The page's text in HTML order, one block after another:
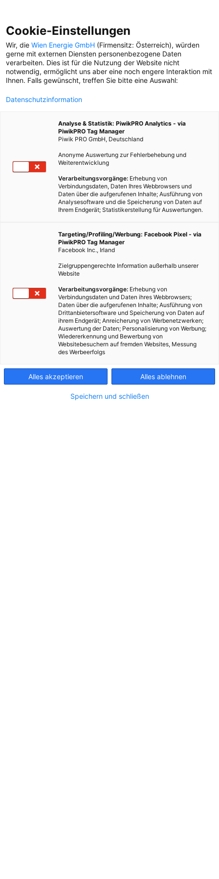
BEWOHNER*INNEN
Unsere Nachtwächter
BEWOHNER*INNEN
BEWOHNER*INNEN
Gotham City an der Donau
BEWOHNER*INNEN
Wer bei uns wohnt
Cookie-Einstellungen
Wir, die Wien Energie GmbH (Firmensitz: Österreich), würden
gerne mit externen Diensten personenbezogene Daten
verarbeiten. Dies ist für die Nutzung der Website nicht
notwendig, ermöglicht uns aber eine noch engere Interaktion mit
Ihnen. Falls gewünscht, treffen Sie bitte eine Auswahl:
Datenschutzinformation
Analyse & Statistik: PiwikPRO Analytics - via
PiwikPRO Tag Manager
Piwik PRO GmbH, Deutschland
Anonyme Auswertung zur Fehlerbehebung und
Weiterentwicklung
Verarbeitungsvorgänge: Erhebung von
Verbindungsdaten, Daten Ihres Webbrowsers und
Daten über die aufgerufenen Inhalte; Ausführung von
Analysesoftware und die Speicherung von Daten auf
Ihrem Endgerät; Statistikerstellung für Auswertungen.
Targeting/Profiling/Werbung: Facebook Pixel - via
PiwikPRO Tag Manager
Facebook Inc., Irland
Zielgruppengerechte Information außerhalb unserer
Website
Verarbeitungsvorgänge: Erhebung von
Verbindungsdaten und Daten ihres Webbrowsers;
Daten über die aufgerufenen Inhalte; Ausführung von
Drittanbietersoftware und Speicherung von Daten auf
ihrem Endgerät; Anreicherung von Werbenetzwerken;
Auswertung der Daten; Personalisierung von Werbung;
Wiedererkennung und Bewerbung von
Websitebesuchern auf fremden Websites, Messung
des Werbeerfolgs
Alles akzeptieren Alles ablehnen
Speichern und schließen